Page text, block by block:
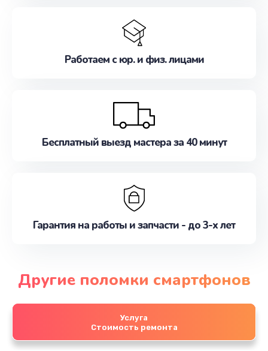
Работаем с юр. и физ. лицами
Бесплатный выезд мастера за 40 минут
Гарантия на работы и запчасти - до 3-х лет
Другие поломки смартфонов
Услуга
Стоимость ремонта